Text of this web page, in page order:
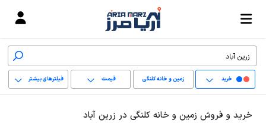
خرید زمین و خانه کلنگی قیمت فیلترهای بیشتر
خرید و فروش زمین و خانه کلنگی در زرین آباد